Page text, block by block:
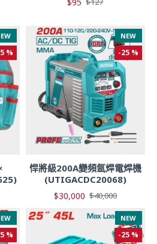
%
NEW
-25 %
悍將級200A變頻氬焊電焊機
(UTIGACDC20068)
$30,000 $40,000
%
NEW
-25 %